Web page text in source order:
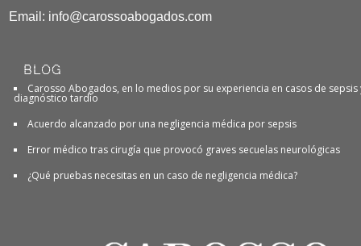
Email: info@carossoabogados.com
BLOG
Carosso Abogados, en lo medios por su experiencia en casos de sepsis
diagnóstico tardío
Acuerdo alcanzado por una negligencia médica por sepsis
Error médico tras cirugía que provocó graves secuelas neurológicas
¿Qué pruebas necesitas en un caso de negligencia médica?